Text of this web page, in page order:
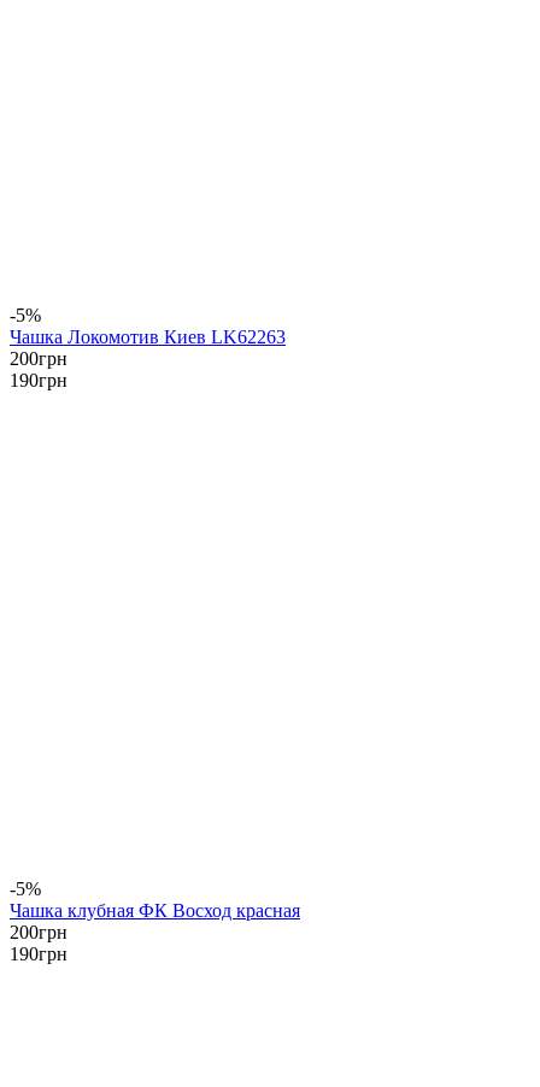
-5%
Чашка Локомотив Киев LK62263
200грн
190грн
-5%
Чашка клубная ФК Восход красная
200грн
190грн